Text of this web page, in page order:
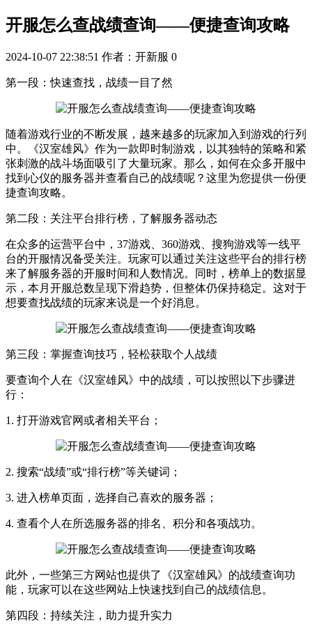
开服怎么查战绩查询——便捷查询攻略
2024-10-07 22:38:51 作者：开新服 0
第一段：快速查找，战绩一目了然
随着游戏行业的不断发展，越来越多的玩家加入到游戏的行列
中。《汉室雄风》作为一款即时制游戏，以其独特的策略和紧
张刺激的战斗场面吸引了大量玩家。那么，如何在众多开服中
找到心仪的服务器并查看自己的战绩呢？这里为您提供一份便
捷查询攻略。
第二段：关注平台排行榜，了解服务器动态
在众多的运营平台中，37游戏、360游戏、搜狗游戏等一线平
台的开服情况备受关注。玩家可以通过关注这些平台的排行榜
来了解服务器的开服时间和人数情况。同时，榜单上的数据显
示，本月开服总数呈现下滑趋势，但整体仍保持稳定。这对于
想要查找战绩的玩家来说是一个好消息。
第三段：掌握查询技巧，轻松获取个人战绩
要查询个人在《汉室雄风》中的战绩，可以按照以下步骤进
行：
1. 打开游戏官网或者相关平台；
2. 搜索“战绩”或“排行榜”等关键词；
3. 进入榜单页面，选择自己喜欢的服务器；
4. 查看个人在所选服务器的排名、积分和各项战功。
此外，一些第三方网站也提供了《汉室雄风》的战绩查询功
能，玩家可以在这些网站上快速找到自己的战绩信息。
第四段：持续关注，助力提升实力